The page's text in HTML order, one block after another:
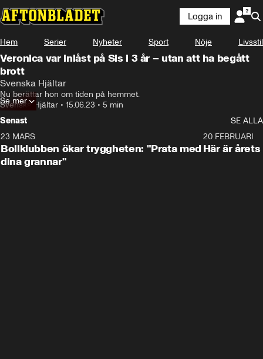
Det första som hände när jag kom dit var att jag fick klä mig
helt naken framför två personer.
Logga in
Hem Serier Nyheter Sport Nöje Livsstil
Veronica var inlåst på Sis i 3 år – utan att ha begått
brott
Svenska Hjältar
Nu berättar hon om tiden på hemmet.
Svenska Hjältar • 15.06.23 • 5 min
Se mer
Senast
SE ALLA
23 MARS
Bollklubben ökar tryggheten: "Prata med
dina grannar"
20 FEBRUARI
Här är